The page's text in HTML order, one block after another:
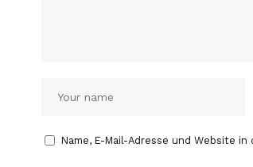
Name, E-Mail-Adresse und Website